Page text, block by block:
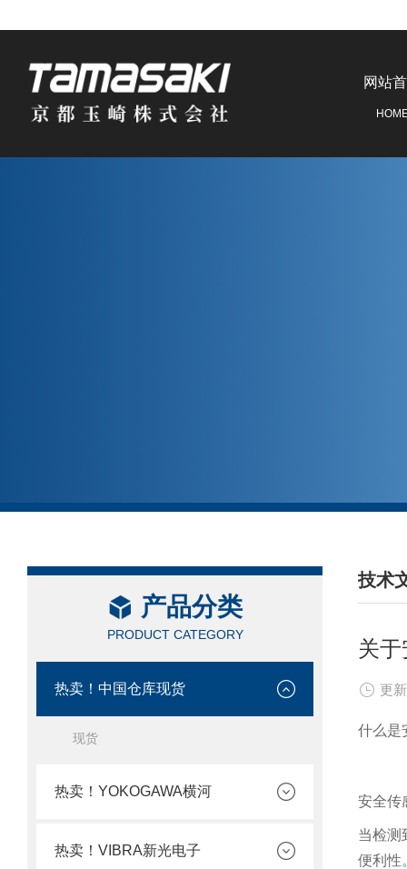
网站
产品分类
PRODUCT CATEGORY
热卖！中国仓库现货
现货
热卖！YOKOGAWA横河
热卖！VIBRA新光电子
技术
/
关
更
什么是
安全传
当检测
便利性